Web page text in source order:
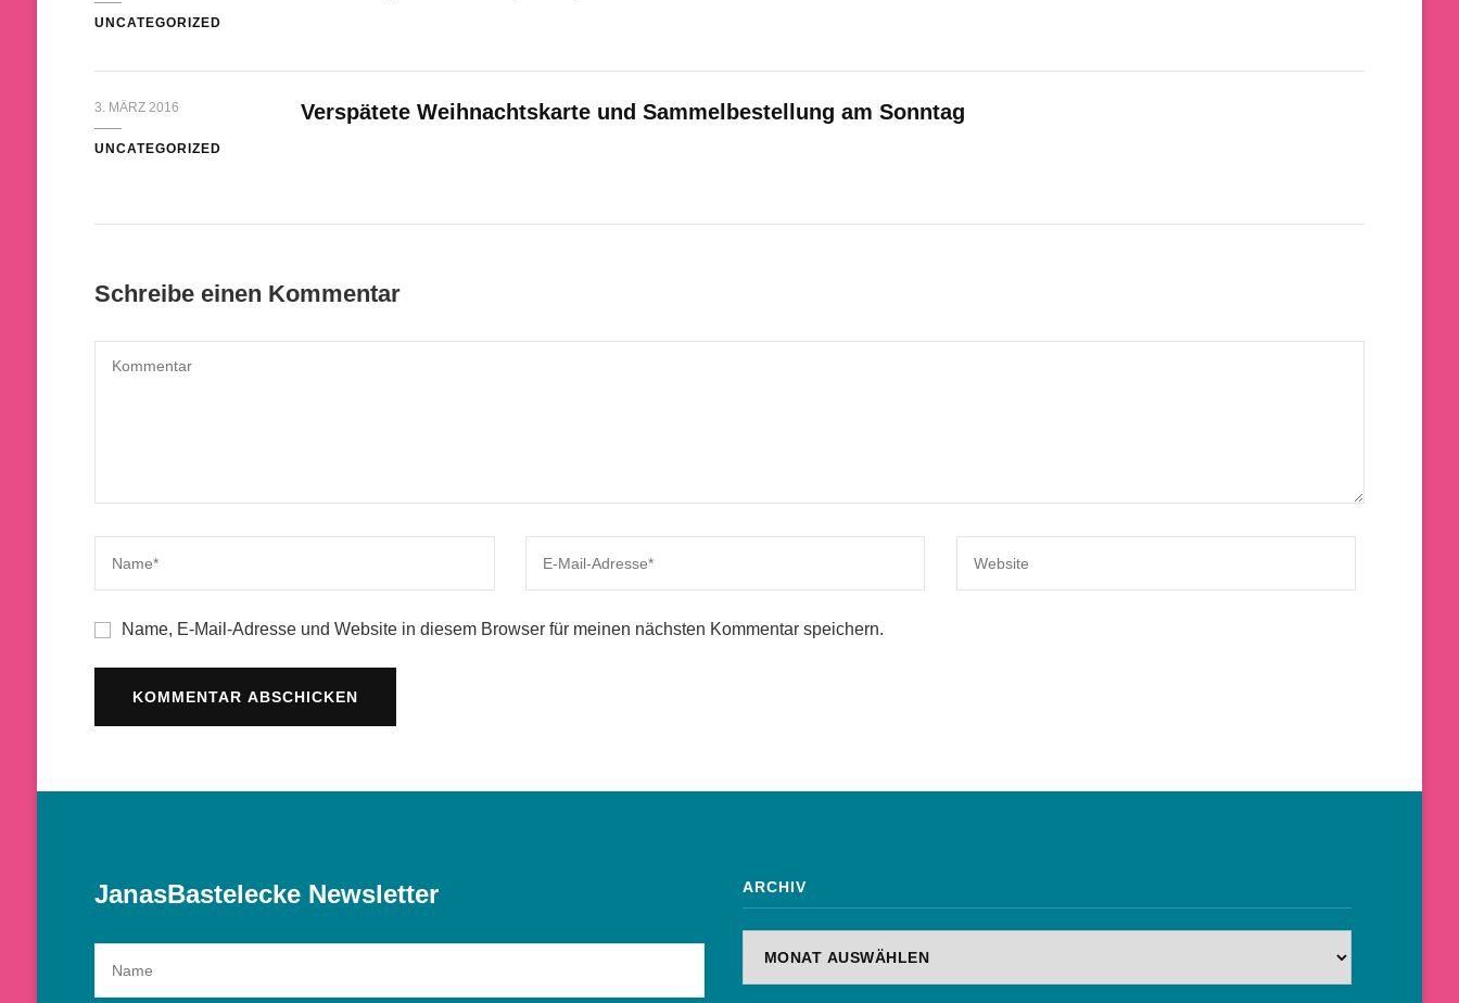
UNCATEGORIZED
3. MÄRZ 2016
UNCATEGORIZED
Verspätete Weihnachtskarte und Sammelbestellung am Sonntag
Schreibe einen Kommentar
Name, E-Mail-Adresse und Website in diesem Browser für meinen nächsten Kommentar speichern.
JanasBastelecke Newsletter ARCHIV